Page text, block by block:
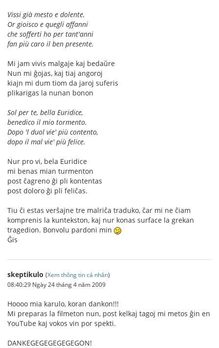
Vissi già mesto e dolente.
Or gioisco e quegli affanni
che sofferti ho per tant'anni
fan più caro il ben presente.
Mi jam vivis malgaje kaj bedaŭre
Nun mi ĝojas, kaj tiaj angoroj
kiajn mi dum tiom da jaroj suferis
plikarigas la nunan bonon
Sol per te, bella Euridice,
benedico il mio tormento.
Dopo 'l duol vie' più contento,
dopo il mal vie' più felice.
Nur pro vi, bela Euridice
mi benas mian turmenton
post ĉagreno ĝi pli kontentas
post doloro ĝi pli feliĉas.
Tiu ĉi estas verŝajne tre malriĉa traduko, ĉar mi ne ĉiam
komprenis la kuntekston, kaj nur konas surface la grekan
tragedion. Bonvolu pardoni min
Ĝis
skeptikulo (Xem thông tin cá nhân)
08:40:29 Ngày 24 tháng 4 năm 2009
Hoooo mia karulo, koran dankon!!!
Mi preparas la filmeton nun, post kelkaj tagoj mi metos ĝin en
YouTube kaj vokos vin por spekti.
DANKEGEGEGEGEGEGON!